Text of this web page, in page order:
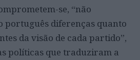
se, “não
português diferenças quanto
da visão de cada partido”,
políticas que traduziram a